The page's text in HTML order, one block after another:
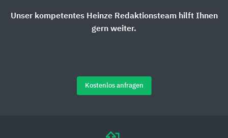
Unser kompetentes Heinze Redaktionsteam hilft Ihnen
gern weiter.
Kostenlos anfragen